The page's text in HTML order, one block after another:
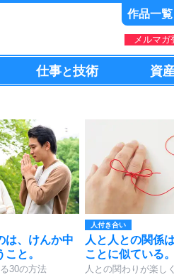
作品一覧
メルマガ
仕事と技術 資
は、けんか中
と。
30の方法
人付き合い
人と人との関係
ことに似ている。
人との関わりが楽し